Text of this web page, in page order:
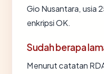
Gio Nusantara, usia
enkripsi OK.
Sudah berapa
Menurut catatan